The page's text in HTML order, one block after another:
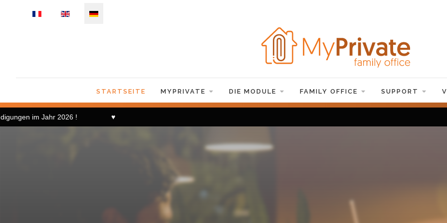
STARTSEITE MYPRIVATE DIE MODULE FAMILY OFFICE SUPPORT
Ankündigungen im Jahr 2026 ! ♥